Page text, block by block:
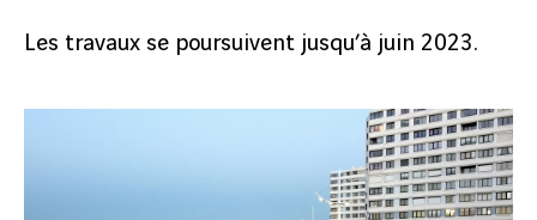
Les travaux se poursuivent jusqu’à juin 2023.